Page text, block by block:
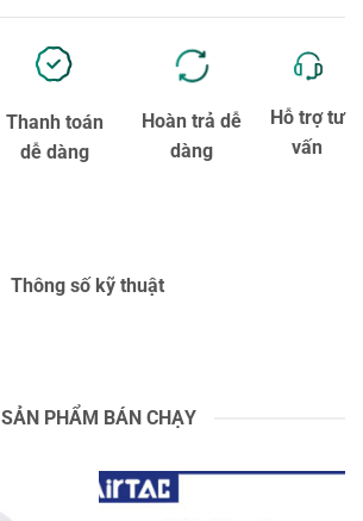
Thanh toán
dễ dàng
Hoàn trả dễ
dàng
Hỗ trợ tư
vấn
Thông số kỹ thuật
SẢN PHẨM BÁN CHẠY